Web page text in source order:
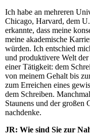
Ich habe an mehreren
Chicago, Harvard, dem
erkannte, dass meine
meine akademische
würden. Ich entschied
und produktivere Welt
einer Tätigkeit: dem
von meinem Gehalt bis
zum Erreichen eines
dem Schreiben.
Staunens und der großen
nachdenke.
JR: Wie sind Sie zur